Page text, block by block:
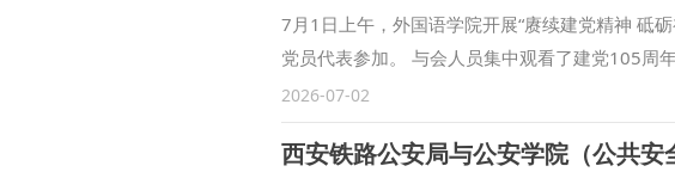
目标，真抓实干，多做打基础、利长远的“潜绩”
才，积极参与法律援助、实习实践和基层普法，
族复兴贡献青春力量。 大家纷纷表示，通过此次
要坚持把正确政绩观融入日常学习工作，以实际
（供稿：刑事法学院 撰稿：刘雨鑫 审核：孙学龙
7月1日上午，外国语学院开展“赓续建党精神 砥
党员代表参加。 与会人员集中观看了建党105周
一步筑牢信仰之基、补足精神之钙、把稳思想之
岗位变化分享心路感悟；学生党员胡思雨立足专
动师生在交流感悟中凝聚奋进力量。随后，全体
2026-07-02
西安铁路公安局与公安学院（公共